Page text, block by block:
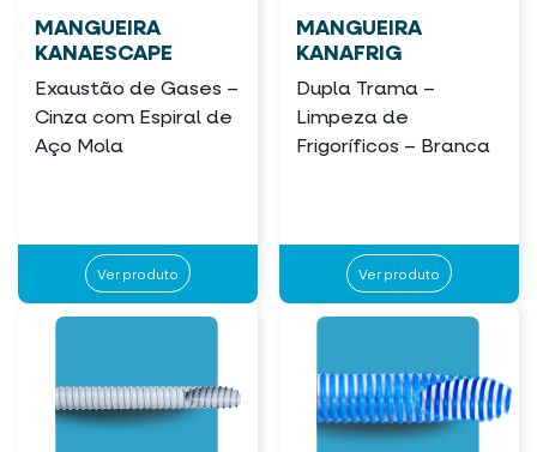
MANGUEIRA
KANAESCAPE
Exaustão de Gases –
Cinza com Espiral de
Aço Mola
Ver produto
MANGUEIRA
KANAFRIG
Dupla Trama –
Limpeza de
Frigoríficos – Branca
Ver produto